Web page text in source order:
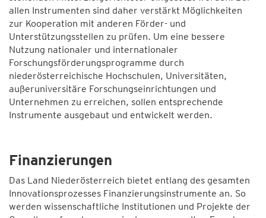
allen Instrumenten sind daher verstärkt Möglichkeiten
zur Kooperation mit anderen Förder- und
Unterstützungsstellen zu prüfen. Um eine bessere
Nutzung nationaler und internationaler
Forschungsförderungsprogramme durch
niederösterreichische Hochschulen, Universitäten,
außeruniversitäre Forschungseinrichtungen und
Unternehmen zu erreichen, sollen entsprechende
Instrumente ausgebaut und entwickelt werden.
Finanzierungen
Das Land Niederösterreich bietet entlang des gesamten
Innovationsprozesses Finanzierungsinstrumente an. So
werden wissenschaftliche Institutionen und Projekte der